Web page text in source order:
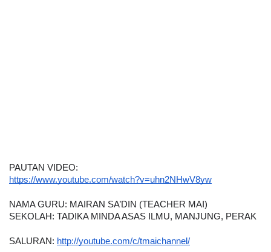
PAUTAN VIDEO:
https://www.youtube.com/watch?v=uhn2NHwV8yw
NAMA GURU: MAIRAN SA’DIN (TEACHER MAI)
SEKOLAH: TADIKA MINDA ASAS ILMU, MANJUNG, PERAK
SALURAN: http://youtube.com/c/tmaichannel/